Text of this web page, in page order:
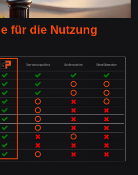
für die Nutzung